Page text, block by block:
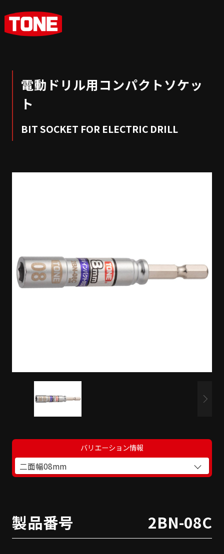
電動ドリル用コンパクトソケッ
ト
BIT SOCKET FOR ELECTRIC DRILL
バリエーション情報
二面幅08mm
製品番号 2BN-08C